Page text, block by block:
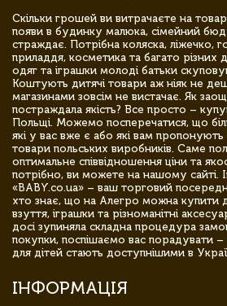
Скільки грошей ви витрачаєте на
появи в будинку малюка, сімейний
страждає. Потрібна коляска, ліжечко,
приладдя, косметика та багато різних
одяг та іграшки молоді батьки
Коштують дитячі товари аж ніяк не
магазинами зовсім не вистачає. Як
постраждала якість? Все просто –
Польщі. Можемо посперечатися, що
які у вас вже є або які вам
товари польських виробників. Саме
оптимальне співвідношення ціни та
потрібно, ви можете на нашому сайті.
«BABY.co.ua» – ваш торговий
хто знає, що на Алегро можна купити
взуття, іграшки та різноманітні
досі зупиняла складна процедура
покупки, поспішаємо вас порадувати –
для дітей стають доступнішими в
ІНФОРМАЦІЯ